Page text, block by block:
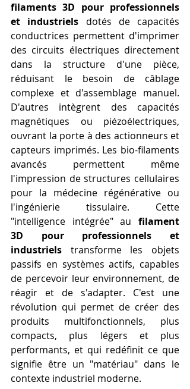
filaments 3D pour professionnels
et industriels dotés de capacités
conductrices permettent d'imprimer
des circuits électriques directement
dans la structure d'une pièce,
réduisant le besoin de câblage
complexe et d'assemblage manuel.
D'autres intègrent des capacités
magnétiques ou piézoélectriques,
ouvrant la porte à des actionneurs et
capteurs imprimés. Les bio-filaments
avancés permettent même
l'impression de structures cellulaires
pour la médecine régénérative ou
l'ingénierie tissulaire. Cette
"intelligence intégrée" au filament
3D pour professionnels et
industriels transforme les objets
passifs en systèmes actifs, capables
de percevoir leur environnement, de
réagir et de s'adapter. C'est une
révolution qui permet de créer des
produits multifonctionnels, plus
compacts, plus légers et plus
performants, et qui redéfinit ce que
signifie être un "matériau" dans le
contexte industriel moderne.